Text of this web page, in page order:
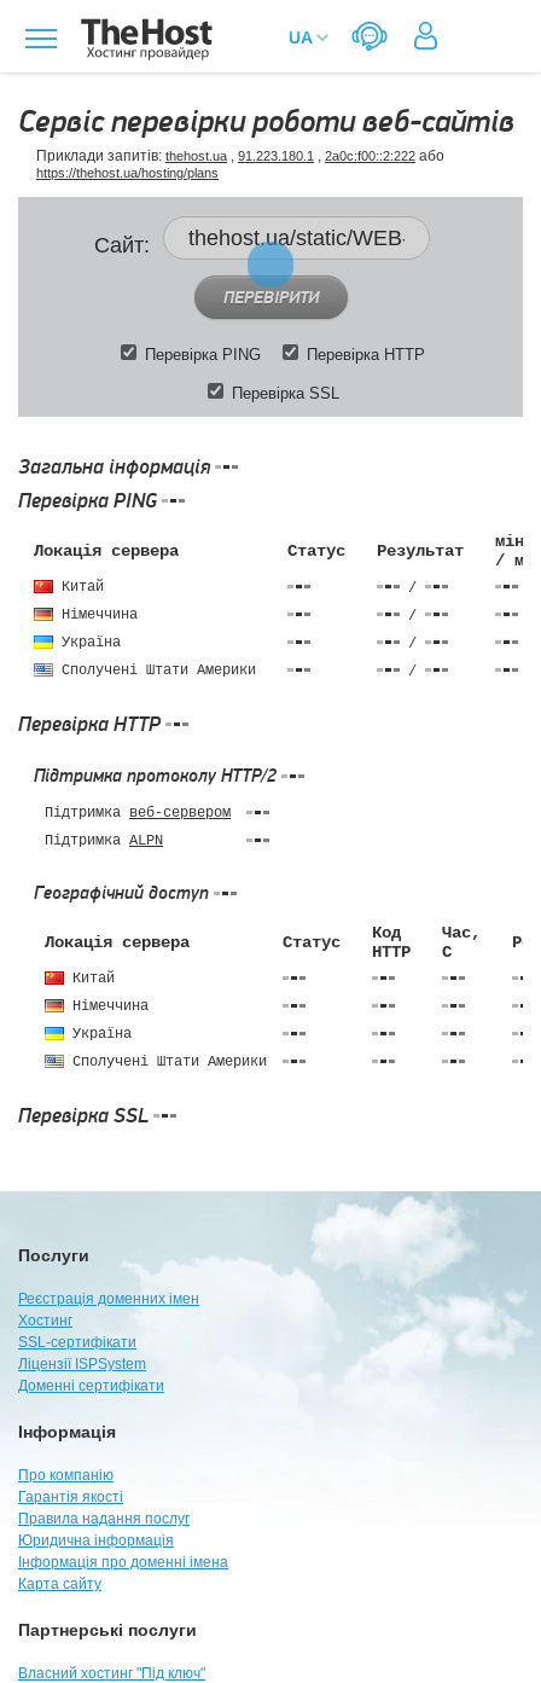
Сервіс перевірки роботи веб-сайтів
Приклади запитів: thehost.ua , 91.223.180.1 , 2a0c:f00::2:222 або
https://thehost.ua/hosting/plans
Сайт:
ПЕРЕВІРИТИ
Перевірка PING Перевірка HTTP
Перевірка SSL
Загальна інформація
Перевірка PING
Локація сервера Статус Результат
мін
/
Китай /
Німеччина
/
Україна
/
Сполучені Штати Америки
/
Перевірка HTTP
Підтримка протоколу HTTP/2
Підтримка веб-сервером
Підтримка ALPN
Географічний доступ
Локація сервера Статус
Код
HTTP
Час,
C
Китай
Німеччина
Україна
Сполучені Штати Америки
Перевірка SSL
Послуги
Реєстрація доменних імен
Хостинг
SSL-сертифікати
Ліцензії ISPSystem
Доменні сертифікати
Інформація
Про компанію
Гарантія якості
Правила надання послуг
Юридична інформація
Інформація про доменні імена
Карта сайту
Партнерські послуги
Власний хостинг "Під ключ"